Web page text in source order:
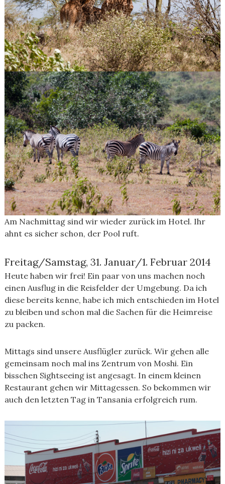
Am Nachmittag sind wir wieder zurück im Hotel. Ihr
ahnt es sicher schon, der Pool ruft.
Freitag/Samstag, 31. Januar/1. Februar 2014
Heute haben wir frei! Ein paar von uns machen noch
einen Ausflug in die Reisfelder der Umgebung. Da ich
diese bereits kenne, habe ich mich entschieden im Hotel
zu bleiben und schon mal die Sachen für die Heimreise
zu packen.
Mittags sind unsere Ausflügler zurück. Wir gehen alle
gemeinsam noch mal ins Zentrum von Moshi. Ein
bisschen Sightseeing ist angesagt. In einem kleinen
Restaurant gehen wir Mittagessen. So bekommen wir
auch den letzten Tag in Tansania erfolgreich rum.